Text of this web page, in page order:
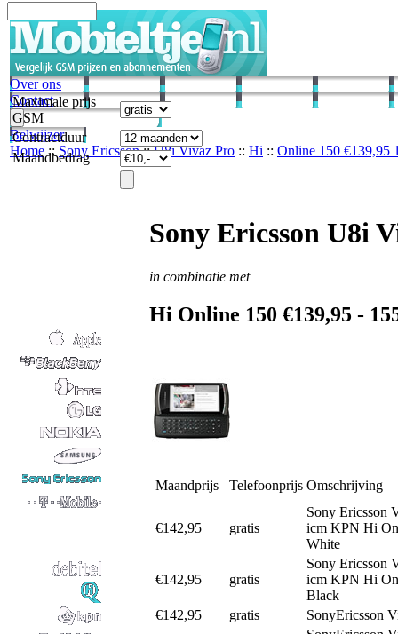
Over ons
Contact
Belwijzer
Home :: Sony Ericsson::U8i Vivaz Pro :: Hi :: Online 150 €139,95
Maximale prijs
GSM
Contractduur
Maandbedrag
Sony Ericsson U8i
in combinatie met
Hi Online 150 €139,95 -
Maandprijs Telefoonprijs Omschrijving
€142,95 gratis
Sony Ericsson
icm KPN Hi
White
€142,95 gratis
Sony Ericsson
icm KPN Hi
Black
€142,95
gratis
SonyEricsson